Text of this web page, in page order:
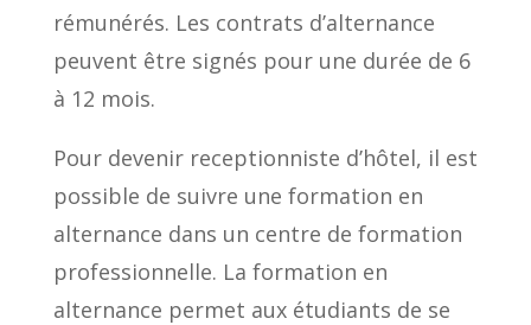
rémunérés. Les contrats d’alternance
peuvent être signés pour une durée de 6
à 12 mois.
Pour devenir receptionniste d’hôtel, il est
possible de suivre une formation en
alternance dans un centre de formation
professionnelle. La formation en
alternance permet aux étudiants de se